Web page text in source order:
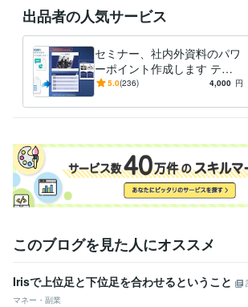
出品者の人気サービス
セミナー、社内外資料のパワ
ーポイント作成します テキ
ストをセミナー、社内外向け
5.0(236) 4,000 円
このブログを見た人にオススメ
Irisで上位足と下位足を合わせるということ
マネー・副業